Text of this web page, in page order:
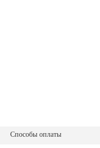
Способы оплаты